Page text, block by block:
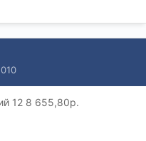
12 8 655,80р.